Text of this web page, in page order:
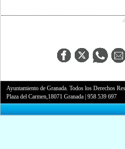
Ayuntamiento de Granada. Todos los Derechos
Plaza del Carmen,18071 Granada |958 539 697